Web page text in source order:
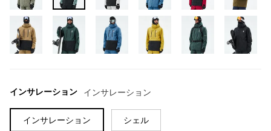
インサレーション インサレーション
インサレーション シェル